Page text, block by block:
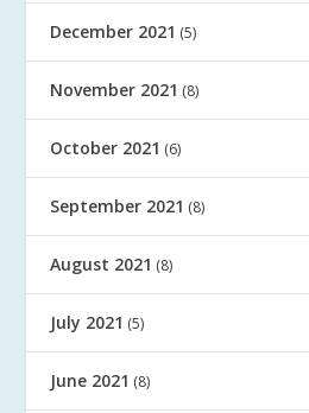
December 2021 (5)
November 2021 (8)
October 2021 (6)
September 2021 (8)
August 2021 (8)
July 2021 (5)
June 2021 (8)